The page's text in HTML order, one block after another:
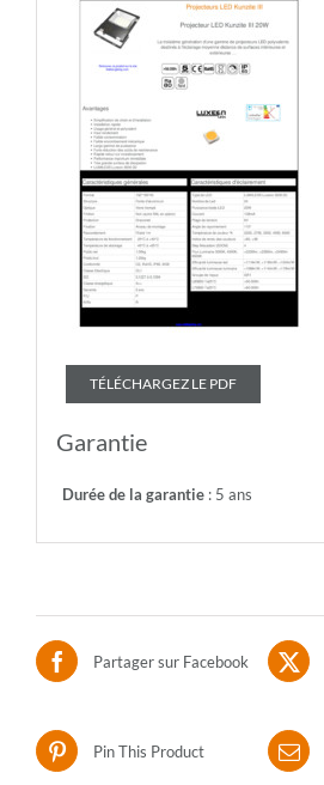
TÉLÉCHARGEZ LE PDF
Garantie
Durée de la garantie: 5 ans
Partager sur Facebook
Pin This Product